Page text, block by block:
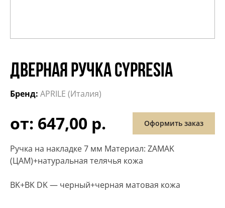
ДВЕРНАЯ РУЧКА CYPRESIA
Бренд: APRILE (Италия)
от: 647,00 р. Оформить заказ
Ручка на накладке 7 мм Материал: ZAMAK
(ЦАМ)+натуральная телячья кожа
BK+BK DK — черный+черная матовая кожа